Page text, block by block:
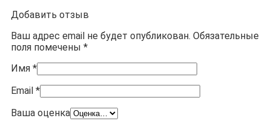
Добавить отзыв
Ваш адрес email не будет опубликован. Обязательные
поля помечены *
Имя *
Email *
Ваша оценка